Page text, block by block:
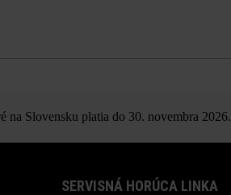
na Slovensku platia do 30. novembra 2026.
SERVISNÁ HORÚCA LINKA